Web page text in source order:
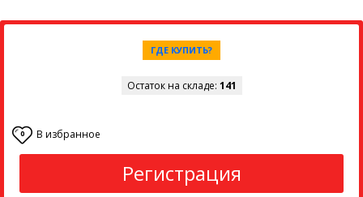
ГДЕ КУПИТЬ?
Остаток на складе: 141
0 В избранное
Регистрация